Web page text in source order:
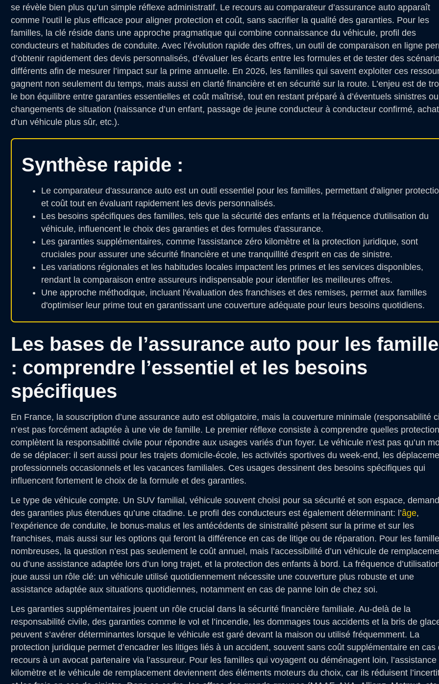
se révèle bien plus qu’un simple réflexe administratif. Le recours au comparateur d’assurance auto apparaît
comme l’outil le plus efficace pour aligner protection et coût, sans sacrifier la qualité des garanties. Pour les
familles, la clé réside dans une approche pragmatique qui combine connaissance du véhicule, profil des
conducteurs et habitudes de conduite. Avec l’évolution rapide des offres, un outil de comparaison en ligne
d’obtenir rapidement des devis personnalisés, d’évaluer les écarts entre les formules et de tester des
différents afin de mesurer l’impact sur la prime annuelle. En 2026, les familles qui savent exploiter ces
gagnent non seulement du temps, mais aussi en clarté financière et en sécurité sur la route. L’enjeu est de
le bon équilibre entre garanties essentielles et coût maîtrisé, tout en restant préparé à d’éventuels sinistres ou
changements de situation (naissance d’un enfant, passage de jeune conducteur à conducteur confirmé, achat
d’un véhicule plus sûr, etc.).
Synthèse rapide :
Le comparateur d'assurance auto est un outil essentiel pour les familles, permettant d'aligner
et coût tout en évaluant rapidement les devis personnalisés.
Les besoins spécifiques des familles, tels que la sécurité des enfants et la fréquence d'utilisation du
véhicule, influencent le choix des garanties et des formules d'assurance.
Les garanties supplémentaires, comme l'assistance zéro kilomètre et la protection juridique, sont
cruciales pour assurer une sécurité financière et une tranquillité d'esprit en cas de sinistre.
Les variations régionales et les habitudes locales impactent les primes et les services disponibles,
rendant la comparaison entre assureurs indispensable pour identifier les meilleures offres.
Une approche méthodique, incluant l'évaluation des franchises et des remises, permet aux familles
d'optimiser leur prime tout en garantissant une couverture adéquate pour leurs besoins quotidiens.
Les bases de l’assurance auto pour les
: comprendre l’essentiel et les besoins
spécifiques
En France, la souscription d’une assurance auto est obligatoire, mais la couverture minimale (responsabilité
n’est pas forcément adaptée à une vie de famille. Le premier réflexe consiste à comprendre quelles
complètent la responsabilité civile pour répondre aux usages variés d’un foyer. Le véhicule n’est pas qu’un
de se déplacer: il sert aussi pour les trajets domicile-école, les activités sportives du week-end, les
professionnels occasionnels et les vacances familiales. Ces usages dessinent des besoins spécifiques qui
influencent fortement le choix de la formule et des garanties.
Le type de véhicule compte. Un SUV familial, véhicule souvent choisi pour sa sécurité et son espace,
des garanties plus étendues qu’une citadine. Le profil des conducteurs est également déterminant: l’âge,
l’expérience de conduite, le bonus-malus et les antécédents de sinistralité pèsent sur la prime et sur les
franchises, mais aussi sur les options qui feront la différence en cas de litige ou de réparation. Pour les
nombreuses, la question n’est pas seulement le coût annuel, mais l’accessibilité d’un véhicule de
ou d’une assistance adaptée lors d’un long trajet, et la protection des enfants à bord. La fréquence
joue aussi un rôle clé: un véhicule utilisé quotidiennement nécessite une couverture plus robuste et une
assistance adaptée aux situations quotidiennes, notamment en cas de panne loin de chez soi.
Les garanties supplémentaires jouent un rôle crucial dans la sécurité financière familiale. Au-delà de la
responsabilité civile, des garanties comme le vol et l’incendie, les dommages tous accidents et la bris de
peuvent s’avérer déterminantes lorsque le véhicule est garé devant la maison ou utilisé fréquemment. La
protection juridique permet d’encadrer les litiges liés à un accident, souvent sans coût supplémentaire en cas
recours à un avocat partenaire via l’assureur. Pour les familles qui voyagent ou déménagent loin, l’assistance
kilomètre et le véhicule de remplacement deviennent des éléments moteurs du choix, car ils réduisent